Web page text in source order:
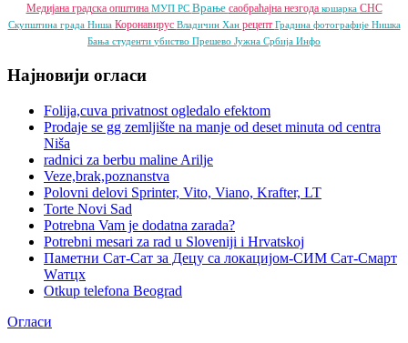
Медијана градска општина МУП РС Врање саобраћајна незгода кошарка СНС
Скупштина града Ниша Коронавирус Владичин Хан рецепт Градина фотографије Нишка
Бања студенти убиство Прешево Јужна Србија Инфо
Најновији огласи
Folija,cuva privatnost ogledalo efektom
Prodaje se gg zemljište na manje od deset minuta od centra
Niša
radnici za berbu maline Arilje
Veze,brak,poznanstva
Polovni delovi Sprinter, Vito, Viano, Krafter, LT
Torte Novi Sad
Potrebna Vam je dodatna zarada?
Potrebni mesari za rad u Sloveniji i Hrvatskoj
Паметни Сат-Сат за Децу са локацијом-СИМ Сат-Смарт
Wатцх
Otkup telefona Beograd
Огласи